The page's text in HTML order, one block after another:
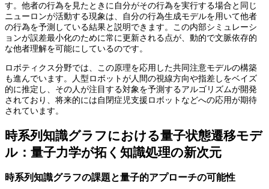
す。他者の行為を見たときに自分がその行為を実行する場合と同じ
ニューロンが活動する現象は、自分の行為生成モデルを用いて他者
の行為を予測している結果と説明できます。この内部シミュレーシ
ョンが誤差最小化のために常に更新される点が、動的で文脈依存的
な他者理解を可能にしているのです。
ロボティクス分野では、この原理を応用した共同注意モデルの構築
も進んでいます。人型ロボットが人間の視線方向や指差しをベイズ
的に推定し、その人が注目する対象を予測するアルゴリズムが開発
されており、将来的には自閉症児支援ロボットなどへの応用が期待
されています。
時系列知識グラフにおける量子状態遷移モデ
ル：量子力学が拓く知識処理の新次元
時系列知識グラフの課題と量子的アプローチの可能性